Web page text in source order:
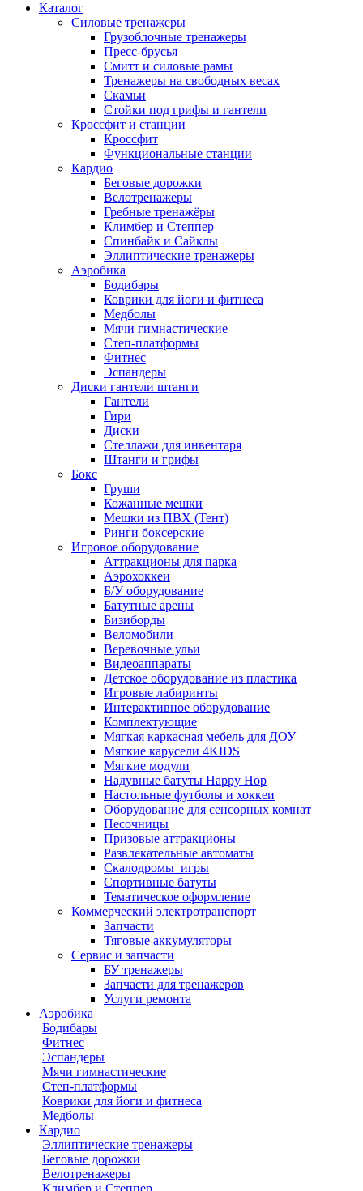
Каталог
Силовые тренажеры
Грузоблочные тренажеры
Пресс-брусья
Смитт и силовые рамы
Тренажеры на свободных весах
Скамьи
Стойки под грифы и гантели
Кроссфит и станции
Кроссфит
Функциональные станции
Кардио
Беговые дорожки
Велотренажеры
Гребные тренажёры
Климбер и Степпер
Спинбайк и Сайклы
Эллиптические тренажеры
Аэробика
Бодибары
Коврики для йоги и фитнеса
Медболы
Мячи гимнастические
Степ-платформы
Фитнес
Эспандеры
Диски гантели штанги
Гантели
Гири
Диски
Стеллажи для инвентаря
Штанги и грифы
Бокс
Груши
Кожанные мешки
Мешки из ПВХ (Тент)
Ринги боксерские
Игровое оборудование
Аттракционы для парка
Аэрохоккеи
Б/У оборудование
Батутные арены
Бизиборды
Веломобили
Веревочные ульи
Видеоаппараты
Детское оборудование из пластика
Игровые лабиринты
Интерактивное оборудование
Комплектующие
Мягкая каркасная мебель для ДОУ
Мягкие карусели 4KIDS
Мягкие модули
Надувные батуты Happy Hop
Настольные футболы и хоккеи
Оборудование для сенсорных комнат
Песочницы
Призовые аттракционы
Развлекательные автоматы
Скалодромы_игры
Спортивные батуты
Тематическое оформление
Коммерческий электротранспорт
Запчасти
Тяговые аккумуляторы
Сервис и запчасти
БУ тренажеры
Запчасти для тренажеров
Услуги ремонта
Аэробика
Бодибары
Фитнес
Эспандеры
Мячи гимнастические
Степ-платформы
Коврики для йоги и фитнеса
Медболы
Кардио
Эллиптические тренажеры
Беговые дорожки
Велотренажеры
Климбер и Степпер